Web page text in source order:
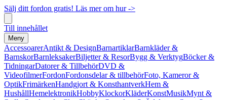
Sälj ditt fordon gratis! Läs mer om hur ->
Till innehållet
Meny
AccessoarerAntikt & DesignBarnartiklarBarnkläder &
BarnskorBarnleksakerBiljetter & ResorBygg & VerktygBöcker &
TidningarDatorer & TillbehörDVD &
VideofilmerFordonFordonsdelar & tillbehörFoto, Kameror &
OptikFrimärkenHandgjort & KonsthantverkHem &
HushållHemelektronikHobbyKlockorKläderKonstMusikMynt &